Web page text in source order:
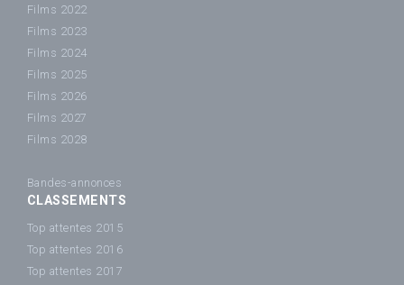
Films 2022
Films 2023
Films 2024
Films 2025
Films 2026
Films 2027
Films 2028
Bandes-annonces
CLASSEMENTS
Top attentes 2015
Top attentes 2016
Top attentes 2017